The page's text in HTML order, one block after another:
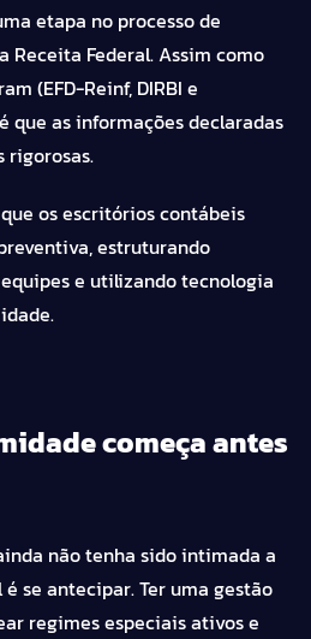
etapa no processo de
Federal. Assim como
(EFD-Reinf, DIRBI e
que as informações declaradas
rigorosas.
os escritórios contábeis
estruturando
e utilizando tecnologia
começa antes
não tenha sido intimada a
é se antecipar. Ter uma gestão
regimes especiais ativos e